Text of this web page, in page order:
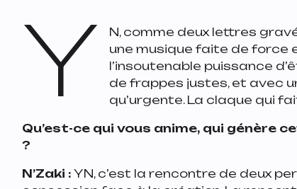
Y
N, comme deux lettres
une musique faite de force
l’insoutenable puissance
de frappes justes, et avec
qu’urgente. La claque qui
Qu’est-ce qui vous anime, qui génère
?
N’Zaki : YN, c’est la rencontre de deux